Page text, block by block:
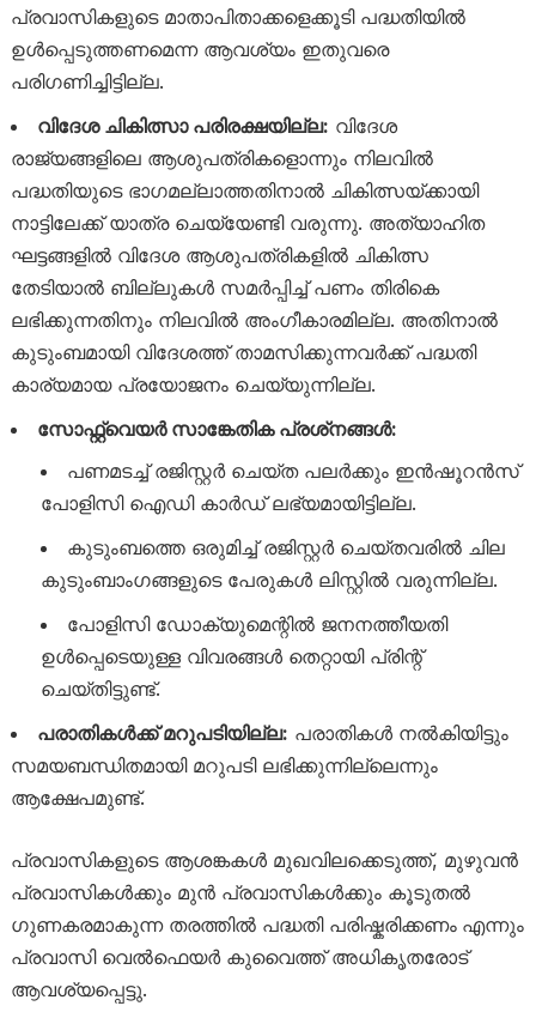
പ്രവാസികളുടെ മാതാപിതാക്കളെക്കൂടി പദ്ധതിയിൽ
ഉൾപ്പെടുത്തണമെന്ന ആവശ്യം ഇതുവരെ
പരിഗണിച്ചിട്ടില്ല.
വിദേശ ചികിത്സാ പരിരക്ഷയില്ല: വിദേശ
രാജ്യങ്ങളിലെ ആശുപത്രികളൊന്നും നിലവിൽ
പദ്ധതിയുടെ ഭാഗമല്ലാത്തതിനാൽ ചികിത്സയ്ക്കായി
നാട്ടിലേക്ക് യാത്ര ചെയ്യേണ്ടി വരുന്നു. അത്യാഹിത
ഘട്ടങ്ങളിൽ വിദേശ ആശുപത്രികളിൽ ചികിത്സ
തേടിയാൽ ബില്ലുകൾ സമർപ്പിച്ച് പണം തിരികെ
ലഭിക്കുന്നതിനും നിലവിൽ അംഗീകാരമില്ല. അതിനാൽ
കുടുംബമായി വിദേശത്ത് താമസിക്കുന്നവർക്ക് പദ്ധതി
കാര്യമായ പ്രയോജനം ചെയ്യുന്നില്ല.
സോഫ്റ്റ്‌വെയർ സാങ്കേതിക പ്രശ്‌നങ്ങൾ:
പണമടച്ച് രജിസ്റ്റർ ചെയ്ത പലർക്കും ഇൻഷൂറൻസ്
പോളിസി ഐഡി കാർഡ് ലഭ്യമായിട്ടില്ല.
കുടുംബത്തെ ഒരുമിച്ച് രജിസ്റ്റർ ചെയ്തവരിൽ ചില
കുടുംബാംഗങ്ങളുടെ പേരുകൾ ലിസ്റ്റിൽ വരുന്നില്ല.
പോളിസി ഡോക്യുമെന്റിൽ ജനനത്തീയതി
ഉൾപ്പെടെയുള്ള വിവരങ്ങൾ തെറ്റായി പ്രിന്റ്
ചെയ്തിട്ടുണ്ട്.
പരാതികൾക്ക് മറുപടിയില്ല: പരാതികൾ നൽകിയിട്ടും
സമയബന്ധിതമായി മറുപടി ലഭിക്കുന്നില്ലെന്നും
ആക്ഷേപമുണ്ട്.
പ്രവാസികളുടെ ആശങ്കകൾ മുഖവിലക്കെടുത്ത്, മുഴുവൻ
പ്രവാസികൾക്കും മുൻ പ്രവാസികൾക്കും കൂടുതൽ
ഗുണകരമാകുന്ന തരത്തിൽ പദ്ധതി പരിഷ്കരിക്കണം എന്നും
പ്രവാസി വെൽഫെയർ കുവൈത്ത് അധികൃതരോട്
ആവശ്യപ്പെട്ടു.